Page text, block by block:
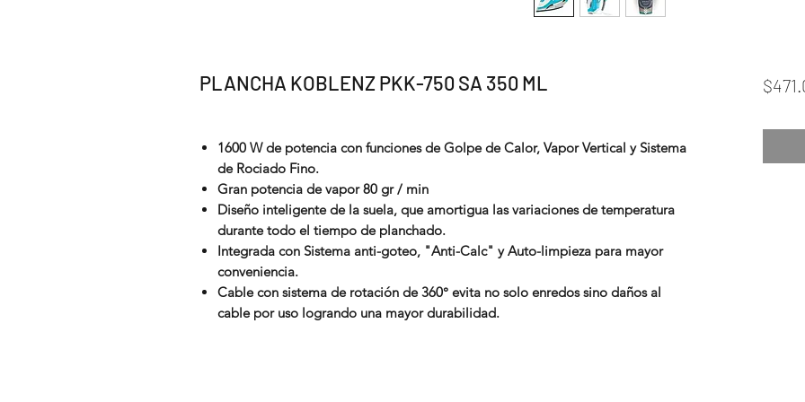
PLANCHA KOBLENZ PKK-750 SA 350 ML
1600 W de potencia con funciones de Golpe de Calor, Vapor Vertical y Sistema
de Rociado Fino.
Gran potencia de vapor 80 gr / min
Diseño inteligente de la suela, que amortigua las variaciones de temperatura
durante todo el tiempo de planchado.
Integrada con Sistema anti-goteo, "Anti-Calc" y Auto-limpieza para mayor
conveniencia.
Cable con sistema de rotación de 360° evita no solo enredos sino daños al
cable por uso logrando una mayor durabilidad.